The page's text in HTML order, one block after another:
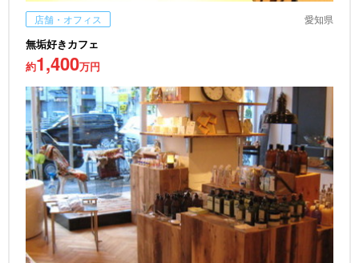
店舗・オフィス 愛知県
無垢好きカフェ
約1,400万円